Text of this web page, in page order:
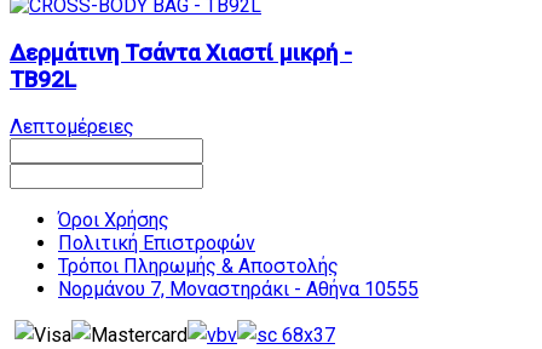
Δερμάτινη Τσάντα Χιαστί μικρή -
TB92L
Λεπτομέρειες
Όροι Χρήσης
Πολιτική Επιστροφών
Τρόποι Πληρωμής & Αποστολής
Νορμάνου 7, Μοναστηράκι - Αθήνα 10555